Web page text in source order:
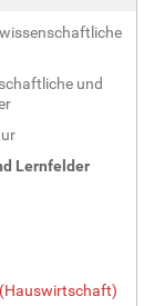
und
Lernfelder